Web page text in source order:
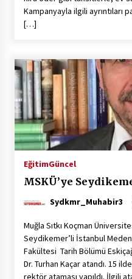
Kampanyayla ilgili ayrıntıları
[…]
EğitimGüncel
MSKÜ’ye
Sydkmr_Muhabir3
Muğla Sıtkı Koçman
Seydikemer’li İstanbul
Fakültesi Tarih Bölümü
Dr. Turhan Kaçar atandı. 15
rektör ataması yapıldı. İlgili